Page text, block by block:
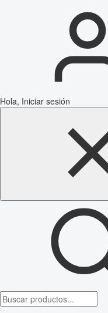
Hola, Iniciar sesión